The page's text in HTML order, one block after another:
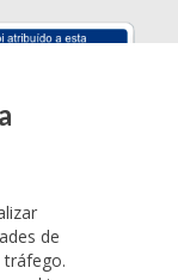
de
tráfego.